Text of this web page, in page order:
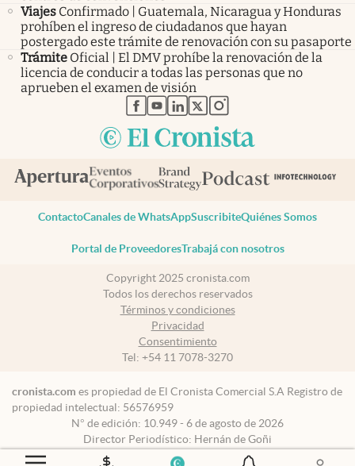
Viajes Confirmado | Guatemala, Nicaragua y Honduras
prohíben el ingreso de ciudadanos que hayan
postergado este trámite de renovación con su pasaporte
Trámite Oficial | El DMV prohíbe la renovación de la
licencia de conducir a todas las personas que no
aprueben el examen de visión
abre en nueva pestaña
abre en nueva pestaña
abre en nueva pestaña
abre en nueva pestaña
abre en nueva pestaña
ContactoCanales de WhatsAppSuscribiteQuiénes Somos
Portal de ProveedoresTrabajá con nosotros
Copyright 2025 cronista.com
Todos los derechos reservados
Términos y condiciones
Privacidad
Consentimiento
Tel: +54 11 7078-3270
cronista.com es propiedad de El Cronista Comercial S.A Registro de
propiedad intelectual: 56576959
N° de edición: 10.949 - 6 de agosto de 2026
Director Periodístico: Hernán de Goñi